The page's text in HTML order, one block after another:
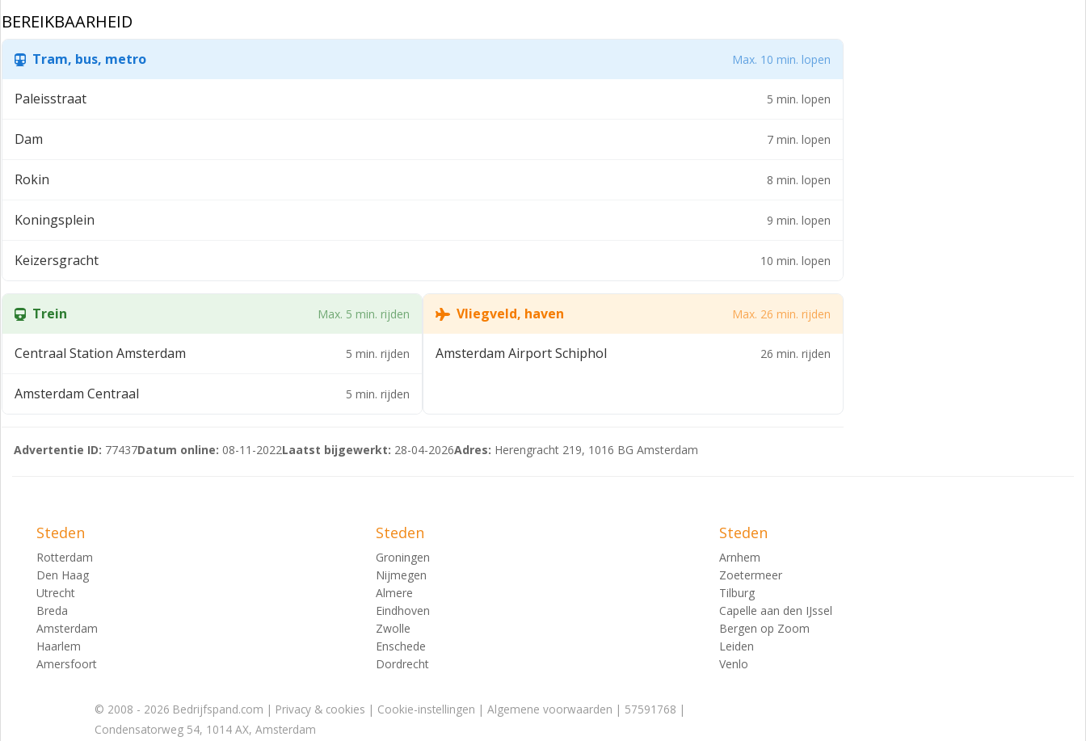
BEREIKBAARHEID
Tram, bus, metro Max. 10 min. lopen
Paleisstraat 5 min. lopen
Dam 7 min. lopen
Rokin 8 min. lopen
Koningsplein 9 min. lopen
Keizersgracht 10 min. lopen
Trein Max. 5 min. rijden
Centraal Station Amsterdam 5 min. rijden
Amsterdam Centraal 5 min. rijden
Vliegveld, haven Max. 26 min. rijden
Amsterdam Airport Schiphol 26 min. rijden
Advertentie ID: 77437Datum online: 08-11-2022Laatst bijgewerkt: 28-04-2026Adres: Herengracht 219, 1016 BG Amsterdam
Steden
Rotterdam
Den Haag
Utrecht
Breda
Amsterdam
Haarlem
Amersfoort
Steden
Groningen
Nijmegen
Almere
Eindhoven
Zwolle
Enschede
Dordrecht
Steden
Arnhem
Zoetermeer
Tilburg
Capelle aan den IJssel
Bergen op Zoom
Leiden
Venlo
© 2008 - 2026 Bedrijfspand.com | Privacy & cookies | Cookie-instellingen | Algemene voorwaarden | 57591768 |
Condensatorweg 54, 1014 AX, Amsterdam